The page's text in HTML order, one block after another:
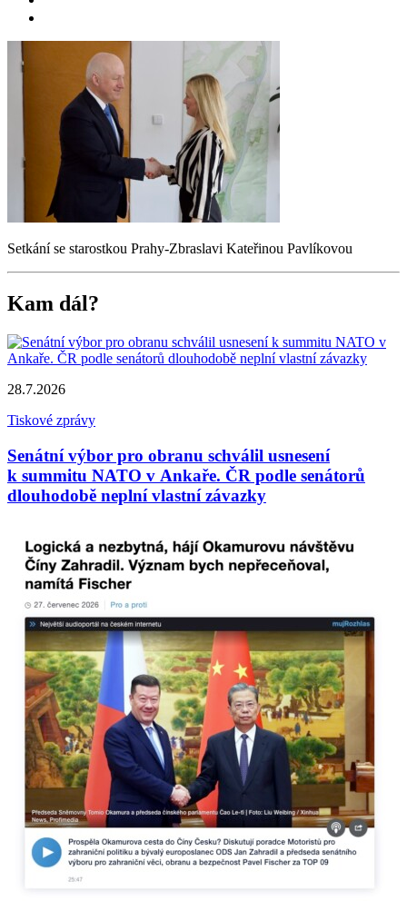
Setkání se starostkou Prahy-Zbraslavi Kateřinou Pavlíkovou
Kam dál?
28.7.2026
Tiskové zprávy
Senátní výbor pro obranu schválil usnesení
k summitu NATO v Ankaře. ČR podle senátorů
dlouhodobě neplní vlastní závazky